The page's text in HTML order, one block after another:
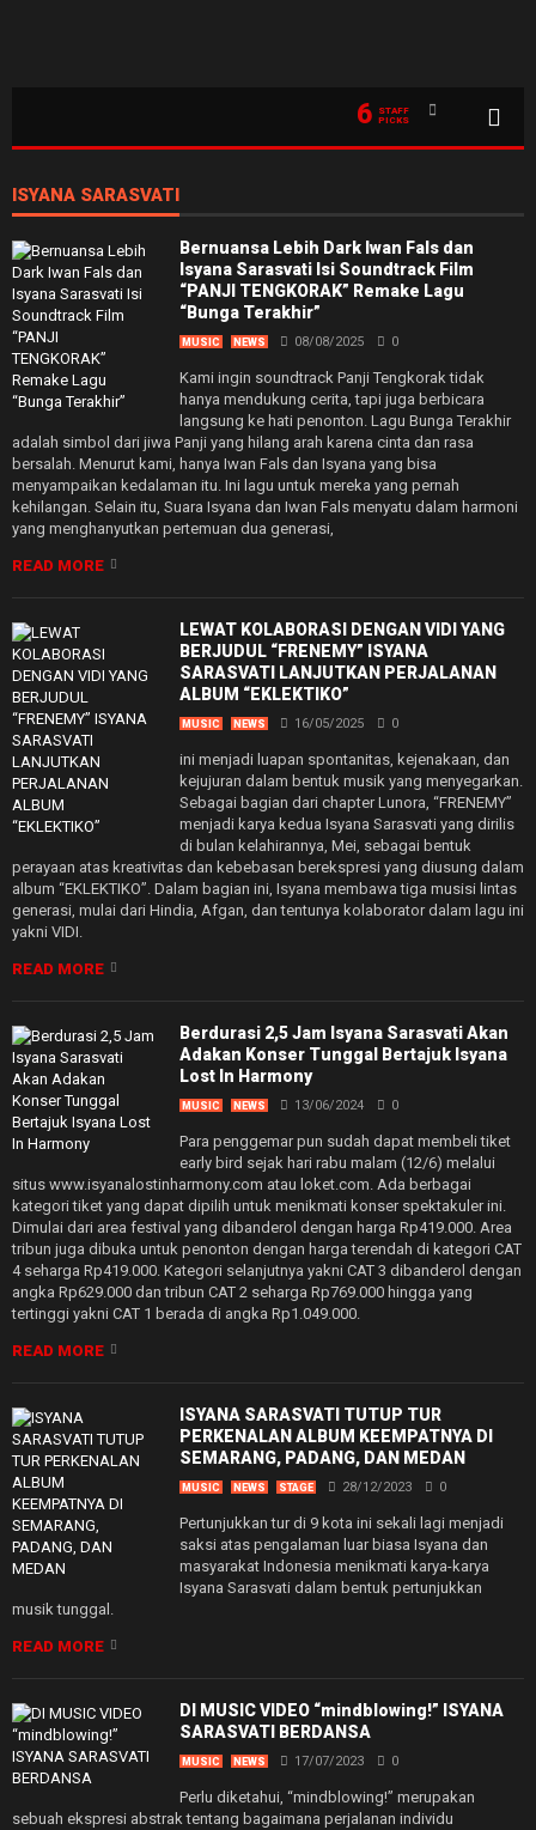
6
STAFF
PICKS
ISYANA SARASVATI
Bernuansa Lebih Dark Iwan Fals dan
Isyana Sarasvati Isi Soundtrack Film
“PANJI TENGKORAK” Remake Lagu
“Bunga Terakhir”
MUSIC NEWS 08/08/2025 0
Kami ingin soundtrack Panji Tengkorak tidak
hanya mendukung cerita, tapi juga berbicara
langsung ke hati penonton. Lagu Bunga Terakhir
adalah simbol dari jiwa Panji yang hilang arah karena cinta dan rasa
bersalah. Menurut kami, hanya Iwan Fals dan Isyana yang bisa
menyampaikan kedalaman itu. Ini lagu untuk mereka yang pernah
kehilangan. Selain itu, Suara Isyana dan Iwan Fals menyatu dalam harmoni
yang menghanyutkan pertemuan dua generasi,
READ MORE
LEWAT KOLABORASI DENGAN VIDI YANG
BERJUDUL “FRENEMY” ISYANA
SARASVATI LANJUTKAN PERJALANAN
ALBUM “EKLEKTIKO”
MUSIC NEWS 16/05/2025 0
ini menjadi luapan spontanitas, kejenakaan, dan
kejujuran dalam bentuk musik yang menyegarkan.
Sebagai bagian dari chapter Lunora, “FRENEMY”
menjadi karya kedua Isyana Sarasvati yang dirilis
di bulan kelahirannya, Mei, sebagai bentuk
perayaan atas kreativitas dan kebebasan berekspresi yang diusung dalam
album “EKLEKTIKO”. Dalam bagian ini, Isyana membawa tiga musisi lintas
generasi, mulai dari Hindia, Afgan, dan tentunya kolaborator dalam lagu ini
yakni VIDI.
READ MORE
Berdurasi 2,5 Jam Isyana Sarasvati Akan
Adakan Konser Tunggal Bertajuk Isyana
Lost In Harmony
MUSIC NEWS 13/06/2024 0
Para penggemar pun sudah dapat membeli tiket
early bird sejak hari rabu malam (12/6) melalui
situs www.isyanalostinharmony.com atau loket.com. Ada berbagai
kategori tiket yang dapat dipilih untuk menikmati konser spektakuler ini.
Dimulai dari area festival yang dibanderol dengan harga Rp419.000. Area
tribun juga dibuka untuk penonton dengan harga terendah di kategori CAT
4 seharga Rp419.000. Kategori selanjutnya yakni CAT 3 dibanderol dengan
angka Rp629.000 dan tribun CAT 2 seharga Rp769.000 hingga yang
tertinggi yakni CAT 1 berada di angka Rp1.049.000.
READ MORE
ISYANA SARASVATI TUTUP TUR
PERKENALAN ALBUM KEEMPATNYA DI
SEMARANG, PADANG, DAN MEDAN
MUSIC NEWS STAGE 28/12/2023 0
Pertunjukkan tur di 9 kota ini sekali lagi menjadi
saksi atas pengalaman luar biasa Isyana dan
masyarakat Indonesia menikmati karya-karya
Isyana Sarasvati dalam bentuk pertunjukkan
musik tunggal.
READ MORE
DI MUSIC VIDEO “mindblowing!” ISYANA
SARASVATI BERDANSA
MUSIC NEWS 17/07/2023 0
Perlu diketahui, “mindblowing!” merupakan
sebuah ekspresi abstrak tentang bagaimana perjalanan individu